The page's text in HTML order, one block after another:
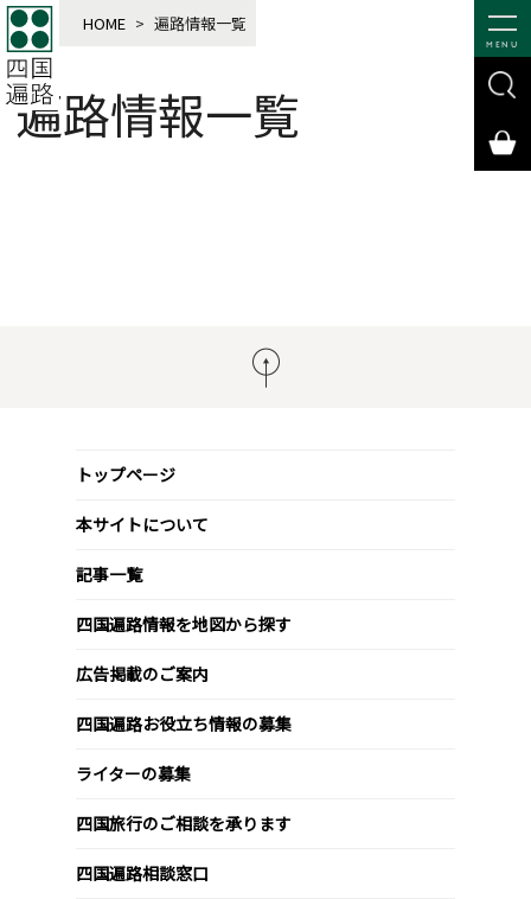
MENU
HOME > 遍路情報一覧
遍路情報一覧
トップページ
本サイトについて
記事一覧
四国遍路情報を地図から探す
広告掲載のご案内
四国遍路お役立ち情報の募集
ライターの募集
四国旅行のご相談を承ります
四国遍路相談窓口